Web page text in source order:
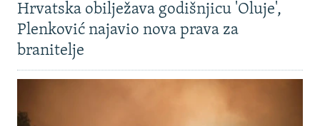
Hrvatska obilježava godišnjicu 'Oluje',
Plenković najavio nova prava za
branitelje